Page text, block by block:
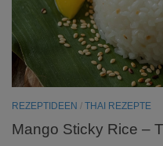
REZEPTIDEEN / THAI REZEPTE
Mango Sticky Rice –